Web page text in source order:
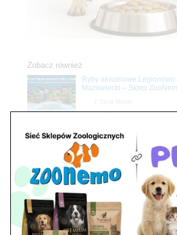
Zobacz również
Ryby akwariowe Legionowo
Mazowiecki – Sklep
Z Życia Sklepu
rośliny akwariowe w
Nowy Dwór Mazowiecki
Upały wracają! Zadbaj o
z matami chłodzącymi
Z Życia Sklepu
Petito Pet Shop –
Online! Wszystko Dla